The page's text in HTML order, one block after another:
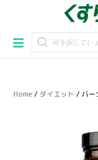
ン
テ
スHome / ダイエット / バー